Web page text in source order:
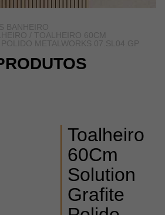
BANHEIRO
/ TOALHEIRO 60CM
METALWORKS 07.SL04.GP
Toalheiro
60Cm
Solution
Grafite